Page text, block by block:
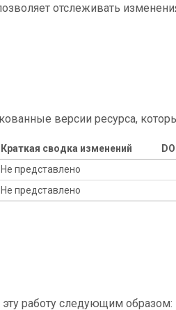
отслеживать
версии ресурса,
Краткая сводка изменений DOI
Не представлено
Не представлено
работу следующим образом: